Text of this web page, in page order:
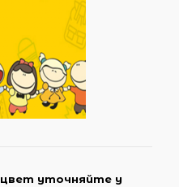
уточняйте у